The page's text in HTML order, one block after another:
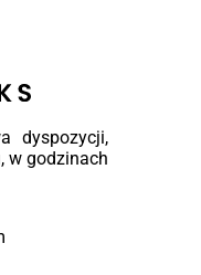
dyspozycji,
w godzinach